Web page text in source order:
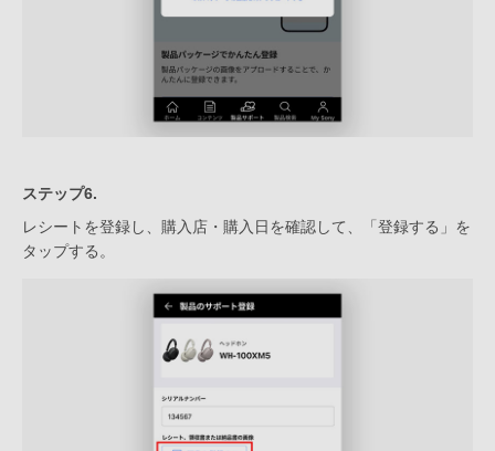
ステップ6.
レシートを登録し、購入店・購入日を確認して、「登録する」を
タップする。